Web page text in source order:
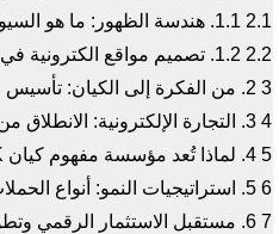
2.1 1.1. هندسة الظهور: ما هو السيو seo وكيف نستخدمه؟
2.2 1.2. تصميم مواقع الكترونية في السعودية
3 2. من الفكرة إلى الكيان: تأسيس علامة تجارية رائدة
4 3. التجارة الإلكترونية: الانطلاق من متطلبات فتح متجر الكتروني
5 4. لماذا تُعد مؤسسة مفهوم كيان MK الأفضل في تقديم خدمات التسويق الالكتروني؟
6 5. استراتيجيات النمو: أنواع الحملات التي تقودها MK مفهوم كيان
7 6. مستقبل الاستثمار الرقمي وتطوير المشاريع